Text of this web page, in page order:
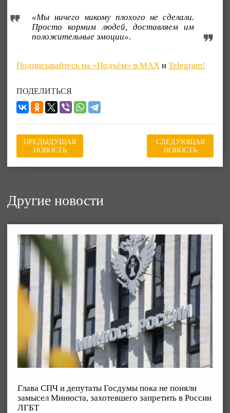
«Мы ничего никому плохого не сделали.
Просто кормим людей, доставляем им
положительные эмоции».
Подписывайтесь на «Подъём» в MAX и Telegram!
ПОДЕЛИТЬСЯ
ПРЕДЫДУЩАЯ
НОВОСТЬ
СЛЕДУЮЩАЯ
НОВОСТЬ
Другие новости
Глава СПЧ и депутаты Госдумы пока не поняли
замысел Минюста, захотевшего запретить в России
ЛГБТ